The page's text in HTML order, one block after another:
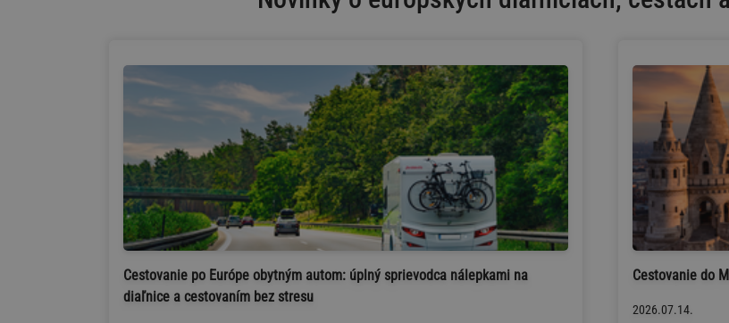
Cestovanie po Európe obytným autom: úplný sprievodca nálepkami na
diaľnice a cestovaním bez stresu
Cestovanie do
2026.07.14.